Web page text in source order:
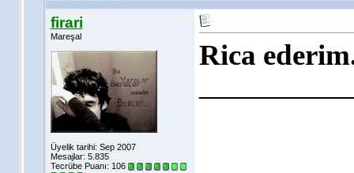
firari
Mareşal
Üyelik tarihi: Sep 2007
Mesajlar: 5.835
Tecrübe Puanı: 106
Rica